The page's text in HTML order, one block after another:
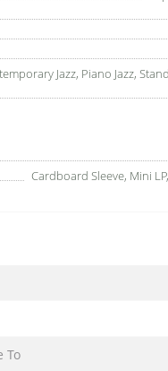
Jazz, Piano Jazz,
Cardboard Sleeve, Mini
To